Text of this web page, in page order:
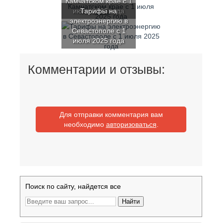
июля 2025 года
Тарифы на
электроэнергию в
Севастополе с 1
июля 2025 года
Комментарии и отзывы:
Для отправки комментария вам
необходимо авторизоваться
Поиск по сайту, найдется все
Найти